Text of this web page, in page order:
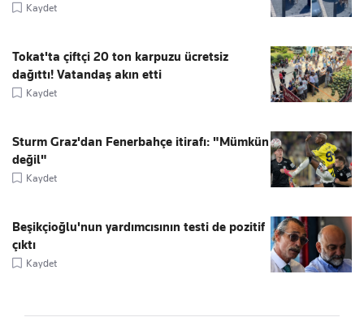
Kaydet
Tokat'ta çiftçi 20 ton karpuzu ücretsiz
dağıttı! Vatandaş akın etti
Kaydet
Sturm Graz'dan Fenerbahçe itirafı: "Mümkün
değil"
Kaydet
Beşikçioğlu'nun yardımcısının testi de pozitif
çıktı
Kaydet